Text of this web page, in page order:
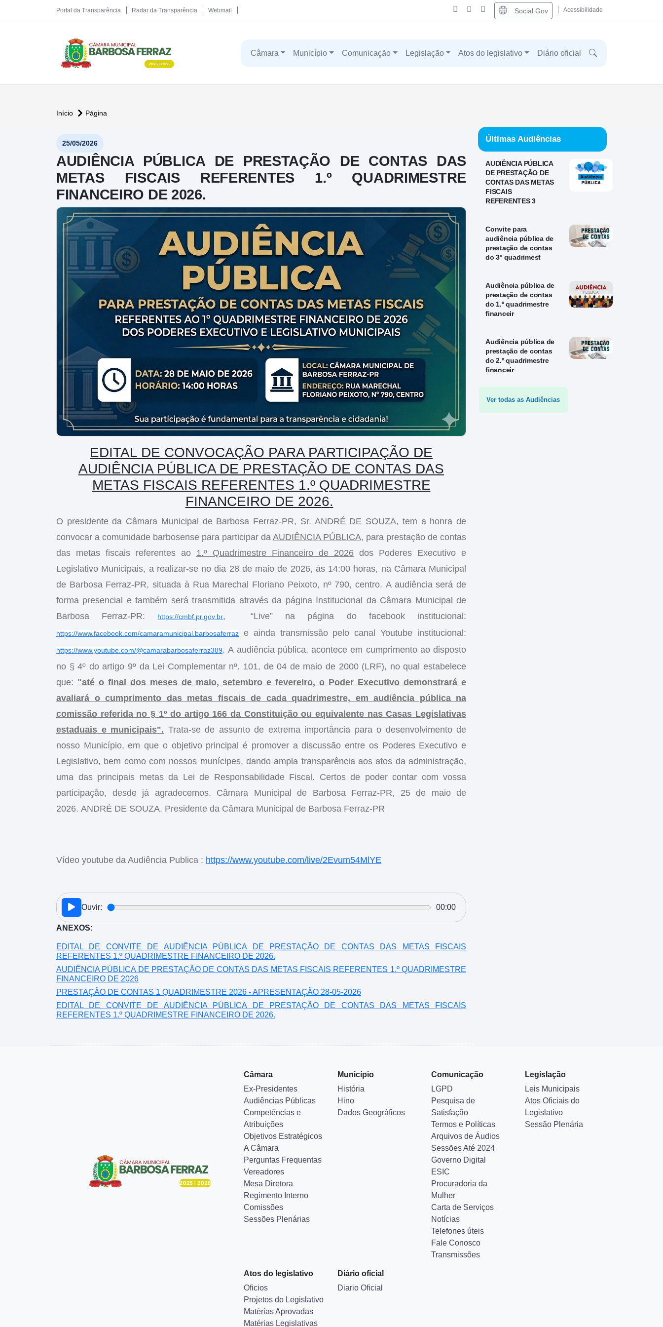
Portal da Transparência Radar da Transparência Webmail Social Gov Acessibilidade
Câmara Município Comunicação Legislação Atos do legislativo Diário oficial
Início Página
25/05/2026
AUDIÊNCIA PÚBLICA DE PRESTAÇÃO DE CONTAS DAS
METAS FISCAIS REFERENTES 1.º QUADRIMESTRE
FINANCEIRO DE 2026.
EDITAL DE CONVOCAÇÃO PARA PARTICIPAÇÃO DE
AUDIÊNCIA PÚBLICA DE PRESTAÇÃO DE CONTAS DAS
METAS FISCAIS REFERENTES 1.ºQUADRIMESTRE
FINANCEIRO DE 2026.
O presidente da Câmara Municipal de Barbosa Ferraz-PR, Sr. ANDRÉ DE SOUZA, tem a honra de
convocar a comunidade barbosense para participar da AUDIÊNCIA PÚBLICA, para prestação de contas
das metas fiscais referentes ao 1.º Quadrimestre Financeiro de 2026 dos Poderes Executivo e
Legislativo Municipais, a realizar-se no dia 28 de maio de 2026, às 14:00 horas, na Câmara Municipal
de Barbosa Ferraz-PR, situada à Rua Marechal Floriano Peixoto, nº 790, centro. A audiência será de
forma presencial e também será transmitida através da página Institucional da Câmara Municipal de
Barbosa Ferraz-PR:
https://cmbf.pr.gov.br, “Live” na página do facebook institucional:
https://www.facebook.com/camaramunicipal.barbosaferraz e ainda transmissão pelo canal Youtube institucional:
https://www.youtube.com/@camarabarbosaferraz389. A audiência pública, acontece em cumprimento ao disposto
no § 4º do artigo 9º da Lei Complementar nº. 101, de 04 de maio de 2000 (LRF), no qual estabelece
que: "até o final dos meses de maio, setembro e fevereiro, o Poder Executivo demonstrará e
avaliará o cumprimento das metas fiscais de cada quadrimestre, em audiência pública na
comissão referida no § 1º do artigo 166 da Constituição ou equivalente nas Casas Legislativas
estaduais e municipais". Trata-se de assunto de extrema importância para o desenvolvimento de
nosso Município, em que o objetivo principal é promover a discussão entre os Poderes Executivo e
Legislativo, bem como com nossos munícipes, dando ampla transparência aos atos da administração,
uma das principais metas da Lei de Responsabilidade Fiscal. Certos de poder contar com vossa
participação, desde já agradecemos. Câmara Municipal de Barbosa Ferraz-PR, 25 de maio de
2026. ANDRÉ DE SOUZA. Presidente da Câmara Municipal de Barbosa Ferraz-PR
Vídeo youtube da Audiência Publica : https://www.youtube.com/live/2Evum54MlYE
Ouvir: 00:00
ANEXOS:
EDITAL DE CONVITE DE AUDIÊNCIA PÚBLICA DE PRESTAÇÃO DE CONTAS DAS METAS FISCAIS
REFERENTES 1.º QUADRIMESTRE FINANCEIRO DE 2026.
AUDIÊNCIA PÚBLICA DE PRESTAÇÃO DE CONTAS DAS METAS FISCAIS REFERENTES 1.º QUADRIMESTRE
FINANCEIRO DE 2026
PRESTAÇÃO DE CONTAS 1 QUADRIMESTRE 2026 - APRESENTAÇÃO 28-05-2026
EDITAL DE CONVITE DE AUDIÊNCIA PÚBLICA DE PRESTAÇÃO DE CONTAS DAS METAS FISCAIS
REFERENTES 1.º QUADRIMESTRE FINANCEIRO DE 2026.
Últimas Audiências
AUDIÊNCIA PÚBLICA
DE PRESTAÇÃO DE
CONTAS DAS METAS
FISCAIS
REFERENTES 3
Convite para
audiência pública de
prestação de contas
do 3º quadrimest
Audiência pública de
prestação de contas
do 1.º quadrimestre
financeir
Audiência pública de
prestação de contas
do 2.º quadrimestre
financeir
Ver todas as Audiências
Câmara
Ex-Presidentes
Audiências Públicas
Competências e
Atribuições
Objetivos Estratégicos
A Câmara
Perguntas Frequentas
Vereadores
Mesa Diretora
Regimento Interno
Comissões
Sessões Plenárias
Município
História
Hino
Dados Geográficos
Comunicação
LGPD
Pesquisa de
Satisfação
Termos e Políticas
Arquivos de Áudios
Sessões Até 2024
Governo Digital
ESIC
Procuradoria da
Mulher
Carta de Serviços
Notícias
Telefones úteis
Fale Conosco
Transmissões
Legislação
Leis Municipais
Atos Oficiais do
Legislativo
Sessão Plenária
Atos do legislativo
Oficios
Projetos do Legislativo
Matérias Aprovadas
Matérias Legislativas
Diário oficial
Diario Oficial